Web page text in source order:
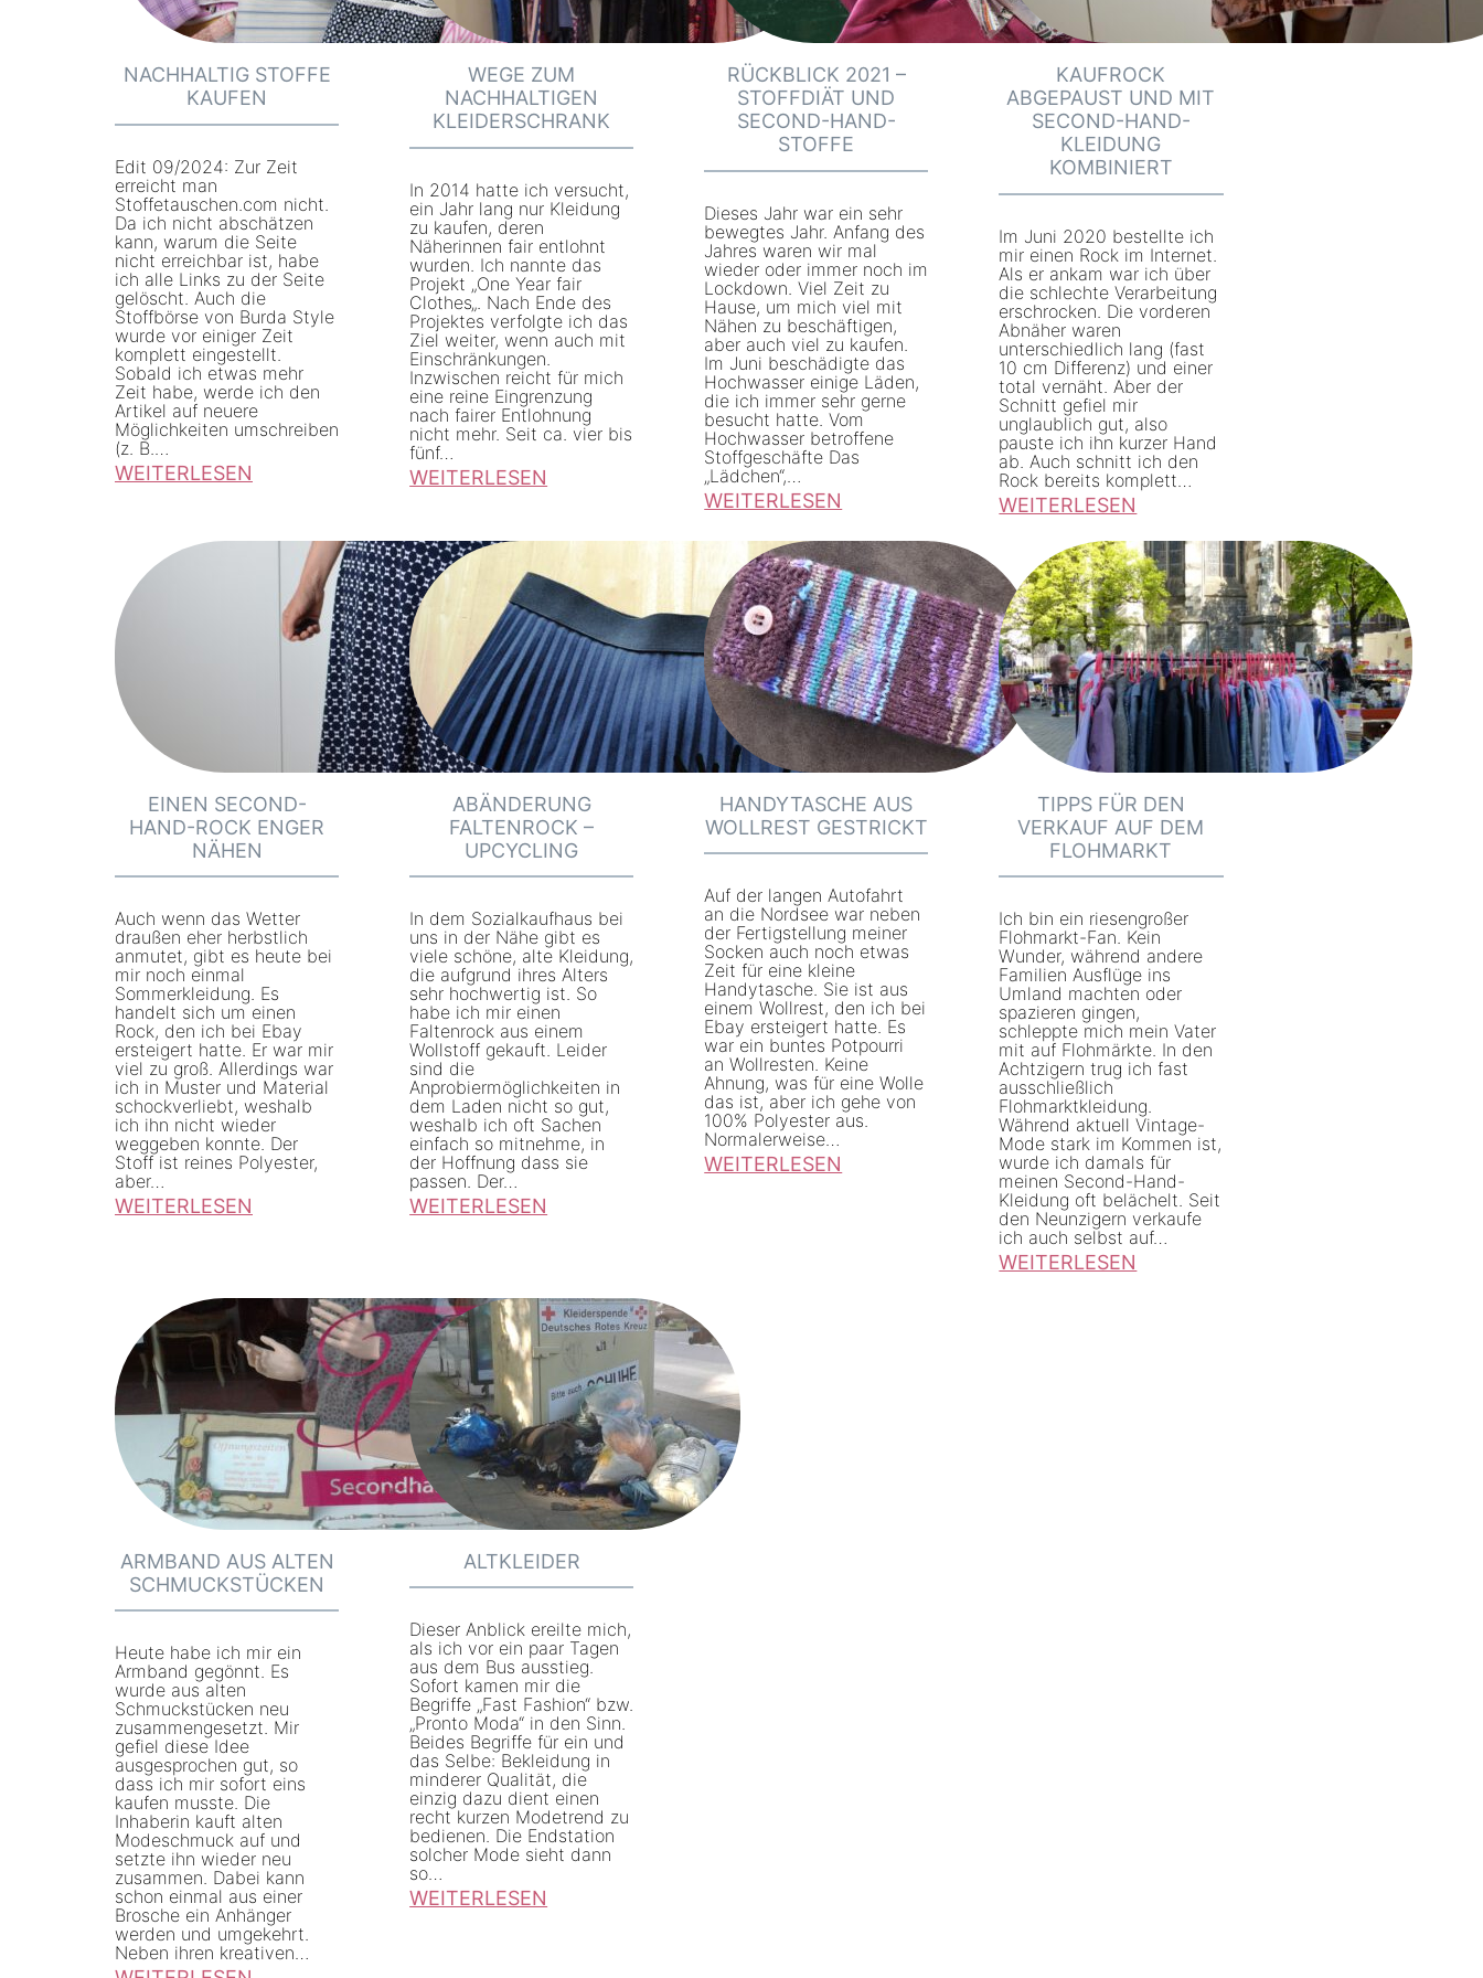
NACHHALTIG STOFFE
KAUFEN
Edit 09/2024: Zur Zeit
erreicht man
Stoffetauschen.com nicht.
Da ich nicht abschätzen
kann, warum die Seite
nicht erreichbar ist, habe
ich alle Links zu der Seite
gelöscht. Auch die
Stoffbörse von Burda Style
wurde vor einiger Zeit
komplett eingestellt.
Sobald ich etwas mehr
Zeit habe, werde ich den
Artikel auf neuere
Möglichkeiten umschreiben
(z. B.…
WEITERLESEN
h
a
t
f
f
e
k
a
u
f
e
n
WEGE ZUM
NACHHALTIGEN
KLEIDERSCHRANK
In 2014 hatte ich versucht,
ein Jahr lang nur Kleidung
zu kaufen, deren
Näherinnen fair entlohnt
wurden. Ich nannte das
Projekt „One Year fair
Clothes„. Nach Ende des
Projektes verfolgte ich das
Ziel weiter, wenn auch mit
Einschränkungen.
Inzwischen reicht für mich
eine reine Eingrenzung
nach fairer Entlohnung
nicht mehr. Seit ca. vier bis
fünf…
WEITERLESEN
W
e
g
e
z
u
m
n
h
a
l
t
i
g
e
n
K
l
e
i
r
s
c
h
r
a
n
k
RÜCKBLICK 2021 –
STOFFDIÄT UND
SECOND-HAND-
STOFFE
Dieses Jahr war ein sehr
bewegtes Jahr. Anfang des
Jahres waren wir mal
wieder oder immer noch im
Lockdown. Viel Zeit zu
Hause, um mich viel mit
Nähen zu beschäftigen,
aber auch viel zu kaufen.
Im Juni beschädigte das
Hochwasser einige Läden,
die ich immer sehr gerne
besucht hatte. Vom
Hochwasser betroffene
Stoffgeschäfte Das
„Lädchen“,…
WEITERLESEN
c
k
b
i
c
2
2
1
–
S
t
o
f
f
d
i
d
S
e
o
n
KAUFROCK
ABGEPAUST UND MIT
SECOND-HAND-
KLEIDUNG
KOMBINIERT
Im Juni 2020 bestellte ich
mir einen Rock im Internet.
Als er ankam war ich über
die schlechte Verarbeitung
erschrocken. Die vorderen
Abnäher waren
unterschiedlich lang (fast
10 cm Differenz) und einer
total vernäht. Aber der
Schnitt gefiel mir
unglaublich gut, also
pauste ich ihn kurzer Hand
ab. Auch schnitt ich den
Rock bereits komplett…
WEITERLESEN
K
a
u
f
r
o
c
g
p
a
u
s
t
u
n
d
m
i
t
S
EINEN SECOND-
HAND-ROCK ENGER
NÄHEN
Auch wenn das Wetter
draußen eher herbstlich
anmutet, gibt es heute bei
mir noch einmal
Sommerkleidung. Es
handelt sich um einen
Rock, den ich bei Ebay
ersteigert hatte. Er war mir
viel zu groß. Allerdings war
ich in Muster und Material
schockverliebt, weshalb
ich ihn nicht wieder
weggeben konnte. Der
Stoff ist reines Polyester,
aber…
WEITERLESEN
e
n
S
e
d
-
a
n
d
-
R
o
c
k
e
n
ABÄNDERUNG
FALTENROCK –
UPCYCLING
In dem Sozialkaufhaus bei
uns in der Nähe gibt es
viele schöne, alte Kleidung,
die aufgrund ihres Alters
sehr hochwertig ist. So
habe ich mir einen
Faltenrock aus einem
Wollstoff gekauft. Leider
sind die
Anprobiermöglichkeiten in
dem Laden nicht so gut,
weshalb ich oft Sachen
einfach so mitnehme, in
der Hoffnung dass sie
passen. Der…
WEITERLESEN
b
ä
n
d
e
r
u
n
l
t
e
n
r
o
c
k
–
U
HANDYTASCHE AUS
WOLLREST GESTRICKT
Auf der langen Autofahrt
an die Nordsee war neben
der Fertigstellung meiner
Socken auch noch etwas
Zeit für eine kleine
Handytasche. Sie ist aus
einem Wollrest, den ich bei
Ebay ersteigert hatte. Es
war ein buntes Potpourri
an Wollresten. Keine
Ahnung, was für eine Wolle
das ist, aber ich gehe von
100% Polyester aus.
Normalerweise…
WEITERLESEN
y
t
a
s
c
h
TIPPS FÜR DEN
VERKAUF AUF DEM
FLOHMARKT
Ich bin ein riesengroßer
Flohmarkt-Fan. Kein
Wunder, während andere
Familien Ausflüge ins
Umland machten oder
spazieren gingen,
schleppte mich mein Vater
mit auf Flohmärkte. In den
Achtzigern trug ich fast
ausschließlich
Flohmarktkleidung.
Während aktuell Vintage-
Mode stark im Kommen ist,
wurde ich damals für
meinen Second-Hand-
Kleidung oft belächelt. Seit
den Neunzigern verkaufe
ich auch selbst auf…
WEITERLESEN
ARMBAND AUS ALTEN
SCHMUCKSTÜCKEN
Heute habe ich mir ein
Armband gegönnt. Es
wurde aus alten
Schmuckstücken neu
zusammengesetzt. Mir
gefiel diese Idee
ausgesprochen gut, so
dass ich mir sofort eins
kaufen musste. Die
Inhaberin kauft alten
Modeschmuck auf und
setzte ihn wieder neu
zusammen. Dabei kann
schon einmal aus einer
Brosche ein Anhänger
werden und umgekehrt.
Neben ihren kreativen…
ALTKLEIDER
Dieser Anblick ereilte mich,
als ich vor ein paar Tagen
aus dem Bus ausstieg.
Sofort kamen mir die
Begriffe „Fast Fashion“ bzw.
„Pronto Moda“ in den Sinn.
Beides Begriffe für ein und
das Selbe: Bekleidung in
minderer Qualität, die
einzig dazu dient einen
recht kurzen Modetrend zu
bedienen. Die Endstation
solcher Mode sieht dann
so…
WEITERLESEN